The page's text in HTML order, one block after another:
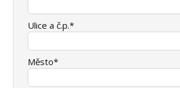
Ulice a č.p.*
Město*